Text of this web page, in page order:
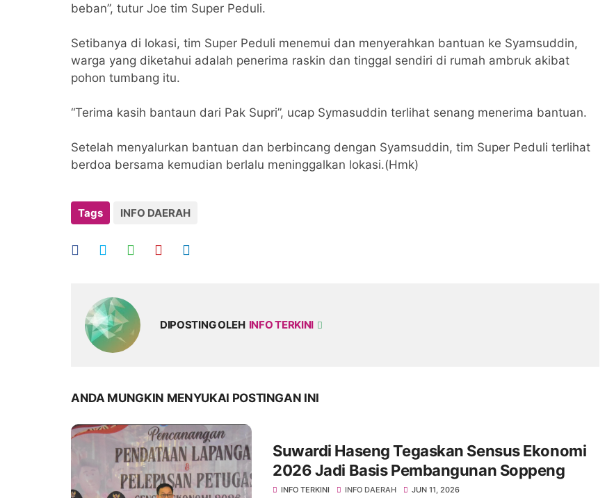
beban”, tutur Joe tim Super Peduli.
Setibanya di lokasi, tim Super Peduli menemui dan menyerahkan bantuan ke Syamsuddin,
warga yang diketahui adalah penerima raskin dan tinggal sendiri di rumah ambruk akibat
pohon tumbang itu.
“Terima kasih bantaun dari Pak Supri”, ucap Symasuddin terlihat senang menerima bantuan.
Setelah menyalurkan bantuan dan berbincang dengan Syamsuddin, tim Super Peduli terlihat
berdoa bersama kemudian berlalu meninggalkan lokasi.(Hmk)
Tags INFO DAERAH
DIPOSTING OLEH INFO TERKINI
ANDA MUNGKIN MENYUKAI POSTINGAN INI
Suwardi Haseng Tegaskan Sensus Ekonomi
2026 Jadi Basis Pembangunan Soppeng
INFO TERKINI INFO DAERAH JUN 11, 2026